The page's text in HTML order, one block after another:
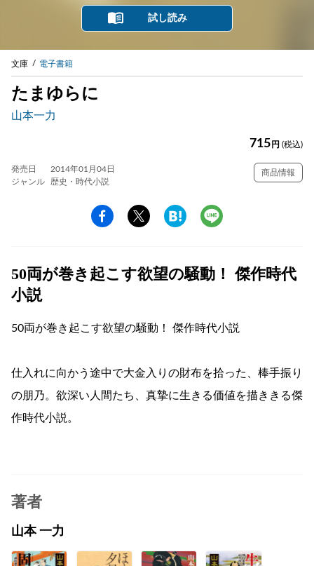
試し読み
文庫 電子書籍
たまゆらに
山本一力
715 円 (税込)
発売日
2014年01月04日
ジャンル
歴史・時代小説
商品情報
50両が巻き起こす欲望の騒動！ 傑作時代
小説
50両が巻き起こす欲望の騒動！ 傑作時代小説
仕入れに向かう途中で大金入りの財布を拾った、棒手振り
の朋乃。欲深い人間たち、真摯に生きる価値を描ききる傑
作時代小説。
著者
山本 一力